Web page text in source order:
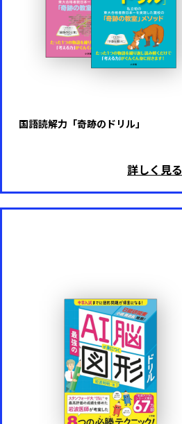
国語読解力「奇跡のドリル」
詳しく見る